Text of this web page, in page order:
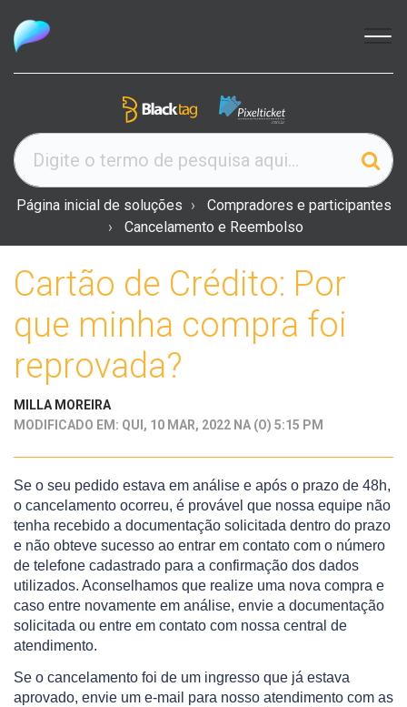
Página inicial de soluções
Compradores e participantes
Cancelamento e Reembolso
Cartão de Crédito: Por
que minha compra foi
reprovada?
MILLA MOREIRA
MODIFICADO EM: QUI, 10 MAR, 2022 NA (O) 5:15 PM
Se o seu pedido estava em análise e após o prazo de 48h,
o cancelamento ocorreu, é provável que nossa equipe não
tenha recebido a documentação solicitada dentro do prazo
e não obteve sucesso ao entrar em contato com o número
de telefone cadastrado para a confirmação dos dados
utilizados. Aconselhamos que realize uma nova compra e
caso entre novamente em análise, envie a documentação
solicitada ou entre em contato com nossa central de
atendimento.
Se o cancelamento foi de um ingresso que já estava
aprovado, envie um e-mail para nosso atendimento com as